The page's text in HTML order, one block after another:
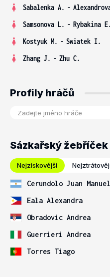
Sabalenka A. -
Samsonova L. - Rybakina E.
Kostyuk M. - Swiatek I.
Zhang J. - Zhu C.
Profily hráčů
Sázkařský žebříček
Nejziskovější
Cerundolo Juan Manuel
Eala Alexandra
Obradovic Andrea
Guerrieri Andrea
Torres Tiago